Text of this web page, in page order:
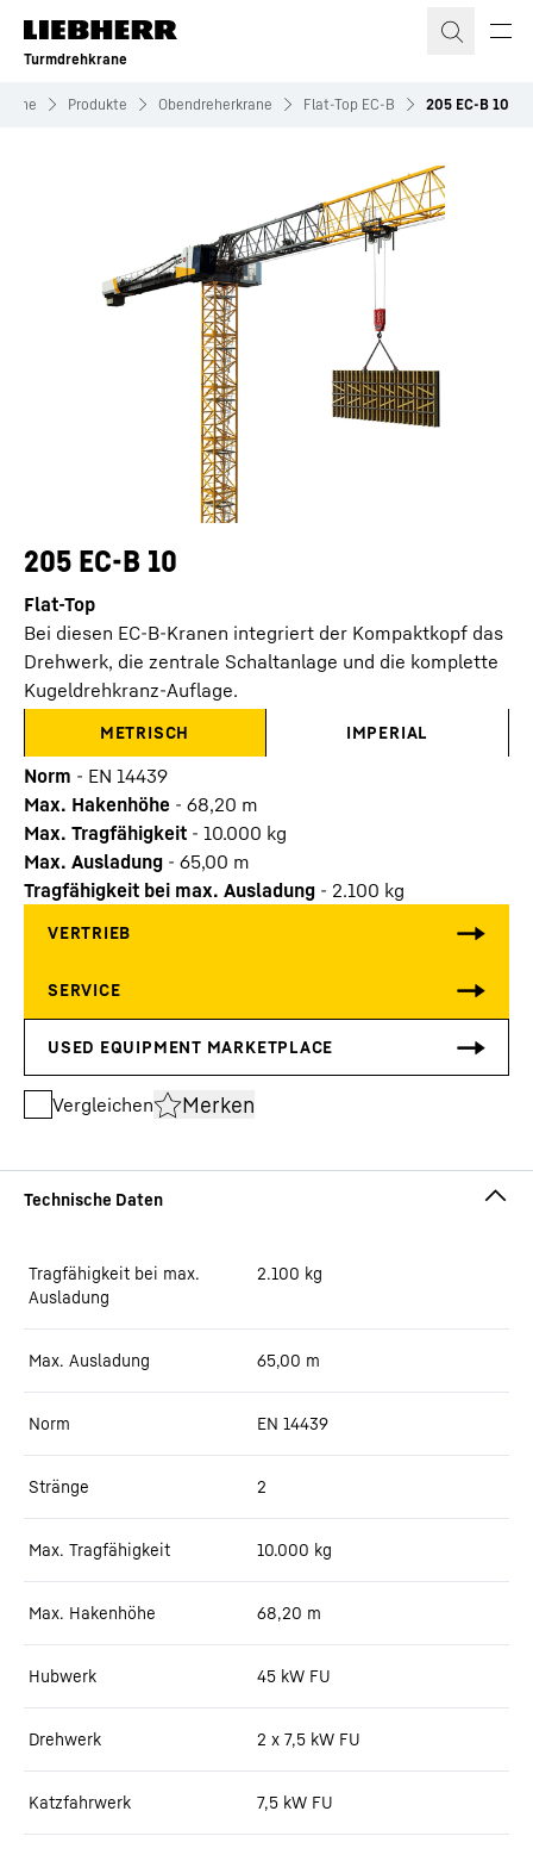
Zum Inhalt springen
Turmdrehkrane
Produkte Obendreherkrane Flat-Top EC-B 205 EC-B 10
205 EC-B 10
Flat-Top
Bei diesen EC-B-Kranen integriert der Kompaktkopf das
Drehwerk, die zentrale Schaltanlage und die komplette
Kugeldrehkranz-Auflage.
METRISCH IMPERIAL
Norm - EN 14439
Max. Hakenhöhe - 68,20 m
Max. Tragfähigkeit - 10.000 kg
Max. Ausladung - 65,00 m
Tragfähigkeit bei max. Ausladung - 2.100 kg
Vergleichen Merken
Tragfähigkeit bei max.
Ausladung
2.100 kg
Max. Ausladung 65,00 m
Norm EN 14439
Stränge 2
Max. Tragfähigkeit 10.000 kg
Max. Hakenhöhe 68,20 m
Hubwerk 45 kW FU
Drehwerk 2 x 7,5 kW FU
Katzfahrwerk 7,5 kW FU